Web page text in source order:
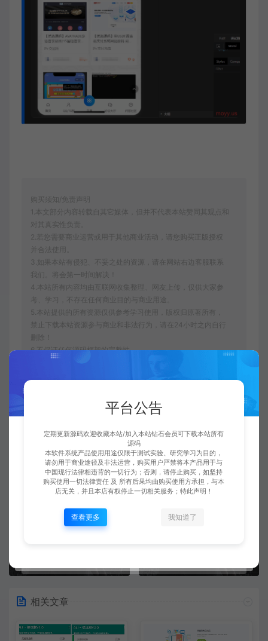
购买须知/免责声明
1.本文部分内容转载自其它媒体，但并不代表本站赞同其观点和
对其真实性负责。
2.若您需要商业运营或用于其他商业活动，请您购买正版授权
并合法使用。
3.如果本站有侵犯、不妥之处的资源，请在网站右边客服联系
我们。将会第一时间解决！
4.本站所有内容均由互联网收集整理、网友上传，仅供大家参
考、学习，不存在任何商业目的与商业用途。
5.本站提供的所有资源仅供参考学习使用，版权归原著所有，
禁止下载本站资源参与商业和非法行为，请在24小时之内自行
删除！
6.不保证任何源码框架的完整性。
7.侵权联系邮箱：188773464@qq.com
Wap/小程序
在线工具网”小程序上线 | 网
在线工具网
相关文章
平台公告
定期更新源码欢迎收藏本站/加入本站钻石会员可下载本站所有
源码
本软件系统产品使用用途仅限于测试实验、研究学习为目的，
请勿用于商业途径及非法运营，购买用户严禁将本产品用于与
中国现行法律相违背的一切行为；否则，请停止购买，如坚持
购买使用一切法律责任 及 所有后果均由购买使用方承担，与本
店无关，并且本店有权停止一切相关服务；特此声明！
查看更多 我知道了